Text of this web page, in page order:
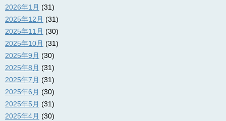
2026年1月 (31)
2025年12月 (31)
2025年11月 (30)
2025年10月 (31)
2025年9月 (30)
2025年8月 (31)
2025年7月 (31)
2025年6月 (30)
2025年5月 (31)
2025年4月 (30)